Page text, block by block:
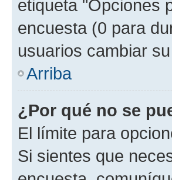
etiqueta "Opciones
encuesta (0 para
usuarios cambiar
Arriba
¿Por qué no se
El límite para
Si sientes que